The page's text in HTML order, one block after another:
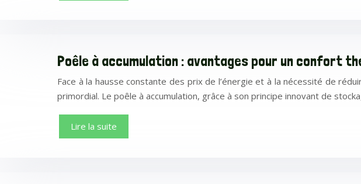
Poêle à accumulation : avantages pour un confort
Face à la hausse constante des prix de l’énergie et à la nécessité de
primordial. Le poêle à accumulation, grâce à son principe innovant de
Lire la suite